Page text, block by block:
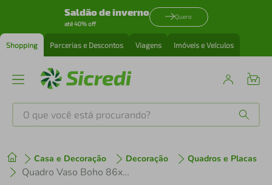
Saldão de inverno
até 40% off
Quero
Shopping Parcerias e Descontos Viagens Imóveis e Veículos
O que você está procurando?
Casa e Decoração Decoração Quadros e Placas
Quadro Vaso Boho 86x60 Filete Branco
1º tenis